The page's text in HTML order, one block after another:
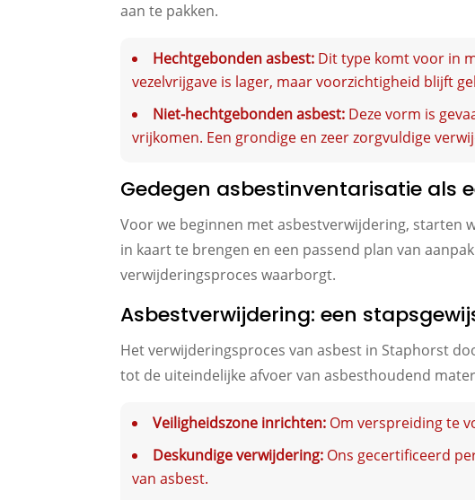
aan te pakken.
Hechtgebonden asbest: Dit type komt voor in
vezelvrijgave is lager, maar voorzichtigheid blijft
Niet-hechtgebonden asbest: Deze vorm is
vrijkomen. Een grondige en zeer zorgvuldige
Gedegen asbestinventarisatie als
Voor we beginnen met asbestverwijdering, starten
in kaart te brengen en een passend plan van
verwijderingsproces waarborgt.
Asbestverwijdering: een
Het verwijderingsproces van asbest in Staphorst
tot de uiteindelijke afvoer van asbesthoudend
Veiligheidszone inrichten: Om verspreiding te
Deskundige verwijdering: Ons gecertificeerd
van asbest.